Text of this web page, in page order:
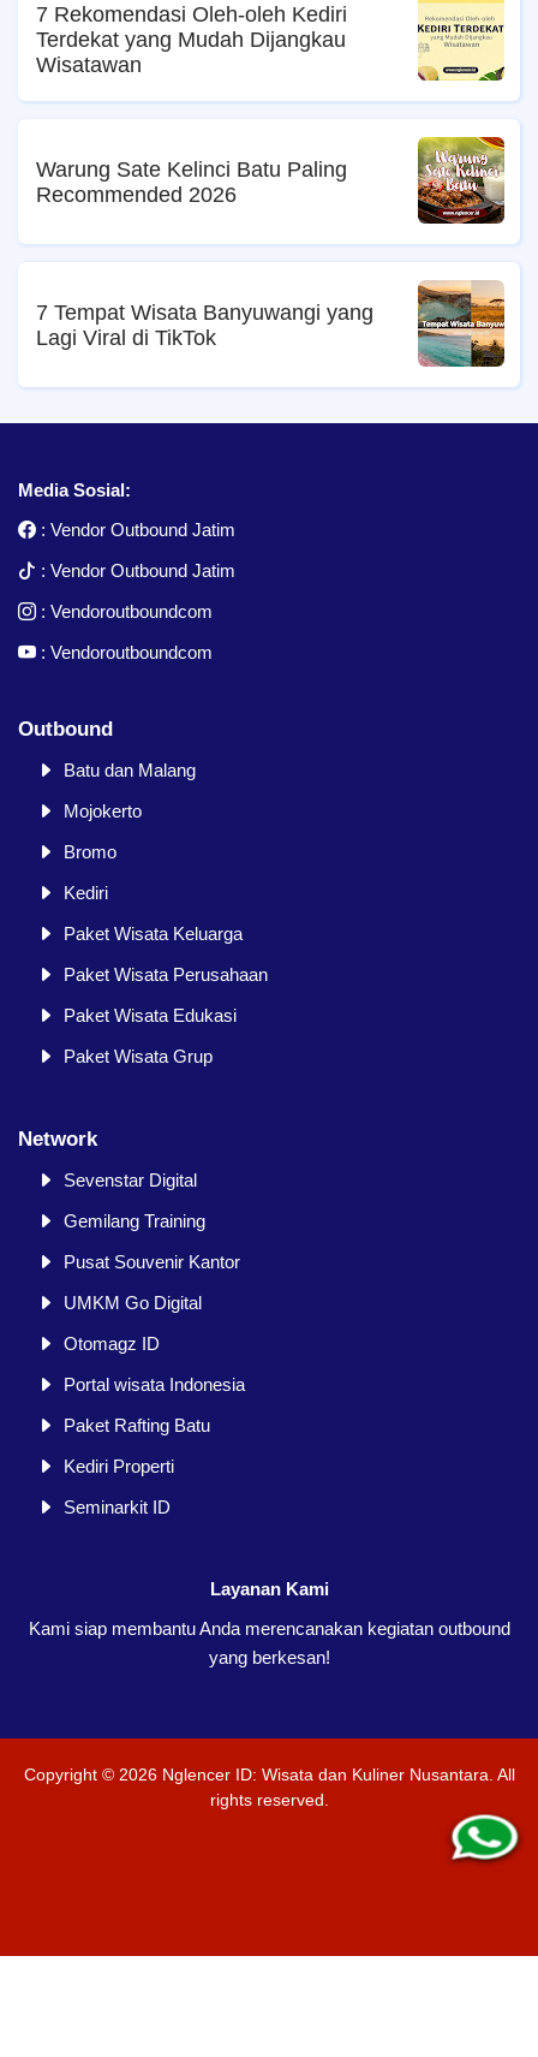
7 Rekomendasi Oleh-oleh Kediri
Terdekat yang Mudah Dijangkau
Wisatawan
Warung Sate Kelinci Batu Paling
Recommended 2026
7 Tempat Wisata Banyuwangi yang
Lagi Viral di TikTok
Media Sosial:
: Vendor Outbound Jatim
: Vendor Outbound Jatim
: Vendoroutboundcom
: Vendoroutboundcom
Outbound
Batu dan Malang
Mojokerto
Bromo
Kediri
Paket Wisata Keluarga
Paket Wisata Perusahaan
Paket Wisata Edukasi
Paket Wisata Grup
Network
Sevenstar Digital
Gemilang Training
Pusat Souvenir Kantor
UMKM Go Digital
Otomagz ID
Portal wisata Indonesia
Paket Rafting Batu
Kediri Properti
Seminarkit ID
Layanan Kami
Kami siap membantu Anda merencanakan kegiatan outbound
yang berkesan!
Copyright © 2026 Nglencer ID: Wisata dan Kuliner Nusantara . All
rights reserved.